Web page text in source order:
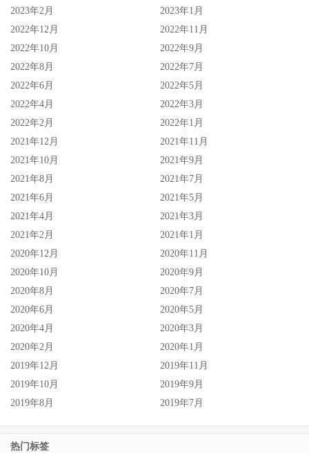
2023年2月
2023年1月
2022年12月
2022年11月
2022年10月
2022年9月
2022年8月
2022年7月
2022年6月
2022年5月
2022年4月
2022年3月
2022年2月
2022年1月
2021年12月
2021年11月
2021年10月
2021年9月
2021年8月
2021年7月
2021年6月
2021年5月
2021年4月
2021年3月
2021年2月
2021年1月
2020年12月
2020年11月
2020年10月
2020年9月
2020年8月
2020年7月
2020年6月
2020年5月
2020年4月
2020年3月
2020年2月
2020年1月
2019年12月
2019年11月
2019年10月
2019年9月
2019年8月
2019年7月
热门标签